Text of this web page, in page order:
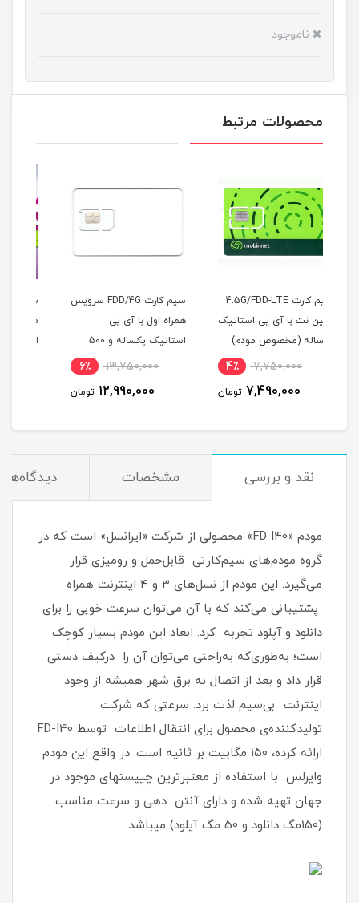
ناموجود
محصولات مرتبط
سیم کارت FDD/4G سرویس
همراه اول با آی پی
گیگ اینترنت یکساله
13,750,000
12,990,000
سیم کارت رایتل مخصوص
اینترنت سه ماهه
2,640,000
2,364,000
نقد و بررسی مشخصات دیدگاه‌ها
مودم «FD I40» محصولی از شرکت «ایرانسل» است که در
گروه مودم‌های سیم‌کارتی قابل‌حمل و رومیزی قرار
می‌گیرد. این مودم از نسل‌های 3 و 4 اینترنت همراه
پشتیبانی می‌کند که با آن می‌توان سرعت خوبی را برای
دانلود و آپلود تجربه کرد. ابعاد این مودم بسیار کوچک
است؛ به‌طوری‌که به‌راحتی می‌توان آن را درکیف دستی
قرار داد و بعد از اتصال به برق شهر همیشه از وجود
اینترنت بی‌سیم لذت برد. سرعتی ‌که شرکت
تولیدکننده‌ی محصول برای انتقال اطلاعات توسط FD-I40
ارائه کرده، ۱۵۰ مگابیت بر ثانیه است. در واقع این مودم
وایرلس با استفاده از معتبرترین چیپستهای موجود در
جهان تهیه شده و دارای آنتن دهی و سرعت مناسب
(150مگ دانلود و 50 مگ آپلود) میباشد.